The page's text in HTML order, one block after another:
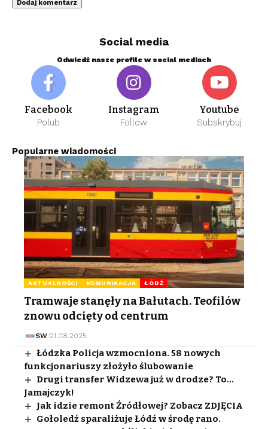
Social media
Odwiedź nasze profile w social mediach
Facebook
Polub
Instagram
Follow
Youtube
Subskrybuj
Popularne wiadomości
AKTUALNOŚCI KOMUNIKACJA ŁÓDŹ
Tramwaje stanęły na Bałutach. Teofilów
znowu odcięty od centrum
SW 21.08.2025
Łódzka Policja wzmocniona. 58 nowych
funkcjonariuszy złożyło ślubowanie
Drugi transfer Widzewa już w drodze? To…
Jamajczyk!
Jak idzie remont Źródłowej? Zobacz ZDJĘCIA
Gołoledź sparaliżuje Łódź w środę rano.